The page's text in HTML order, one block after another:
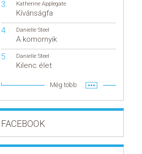
Katherine Applegate
Kívánságfa
Danielle Steel
A komornyik
Danielle Steel
Kilenc élet
Még több
FACEBOOK